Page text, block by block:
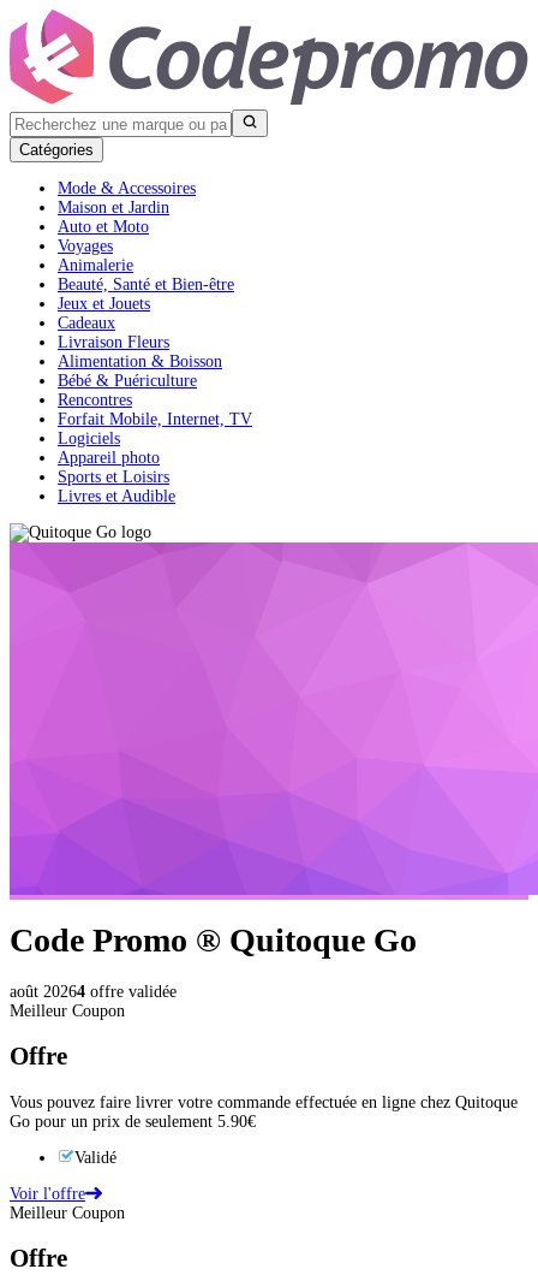
Catégories
Mode & Accessoires
Maison et Jardin
Auto et Moto
Voyages
Animalerie
Beauté, Santé et Bien-être
Jeux et Jouets
Cadeaux
Livraison Fleurs
Alimentation & Boisson
Bébé & Puériculture
Rencontres
Forfait Mobile, Internet, TV
Logiciels
Appareil photo
Sports et Loisirs
Livres et Audible
Code Promo ® Quitoque Go
août 20264 offre validée
Meilleur Coupon
Offre
Vous pouvez faire livrer votre commande effectuée en ligne chez Quitoque
Go pour un prix de seulement 5.90€
Validé
Voir l'offre
Meilleur Coupon
Offre